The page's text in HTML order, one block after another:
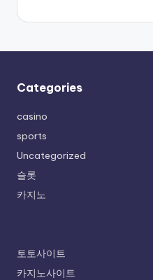
Categories
casino
sports
Uncategorized
슬롯
카지노
토토사이트
카지노사이트